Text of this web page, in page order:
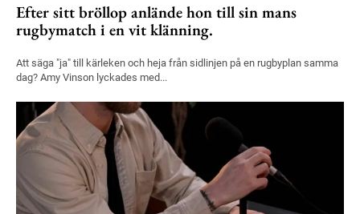
Efter sitt bröllop anlände hon till sin mans
rugbymatch i en vit klänning.
Att säga "ja" till kärleken och heja från sidlinjen på en rugbyplan samma
dag? Amy Vinson lyckades med...